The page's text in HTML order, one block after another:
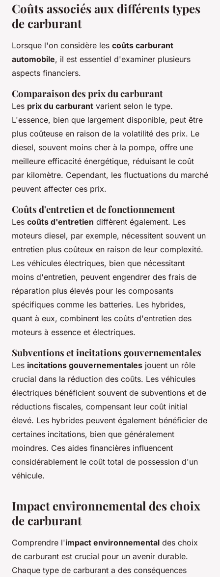
Coûts associés aux différents types
de carburant
Lorsque l'on considère les coûts carburant
automobile, il est essentiel d'examiner plusieurs
aspects financiers.
Comparaison des prix du carburant
Les prix du carburant varient selon le type.
L'essence, bien que largement disponible, peut être
plus coûteuse en raison de la volatilité des prix. Le
diesel, souvent moins cher à la pompe, offre une
meilleure efficacité énergétique, réduisant le coût
par kilomètre. Cependant, les fluctuations du marché
peuvent affecter ces prix.
Coûts d'entretien et de fonctionnement
Les coûts d'entretien diffèrent également. Les
moteurs diesel, par exemple, nécessitent souvent un
entretien plus coûteux en raison de leur complexité.
Les véhicules électriques, bien que nécessitant
moins d'entretien, peuvent engendrer des frais de
réparation plus élevés pour les composants
spécifiques comme les batteries. Les hybrides,
quant à eux, combinent les coûts d'entretien des
moteurs à essence et électriques.
Subventions et incitations gouvernementales
Les incitations gouvernementales jouent un rôle
crucial dans la réduction des coûts. Les véhicules
électriques bénéficient souvent de subventions et de
réductions fiscales, compensant leur coût initial
élevé. Les hybrides peuvent également bénéficier de
certaines incitations, bien que généralement
moindres. Ces aides financières influencent
considérablement le coût total de possession d'un
véhicule.
Impact environnemental des choix
de carburant
Comprendre l'impact environnemental des choix
de carburant est crucial pour un avenir durable.
Chaque type de carburant a des conséquences